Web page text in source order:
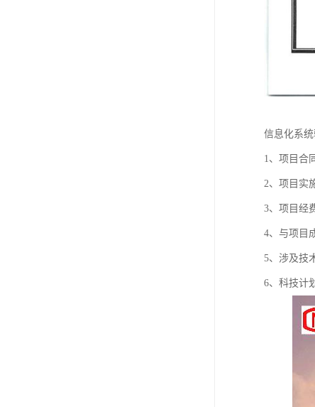
信息化系统
1、项目合
2、项目实
3、项目经
4、与项目
5、涉及技
6、科技计